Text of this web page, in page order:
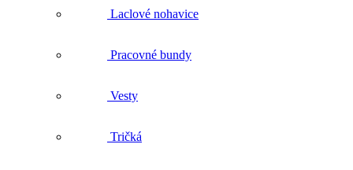
Laclové nohavice
Pracovné bundy
Vesty
Tričká